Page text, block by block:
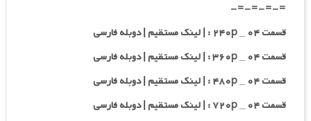
=-=-=-=-
قسمت ۰۴ _ ۲۴۰p : | لینک مستقیم | دوبله فارسی
قسمت ۰۴ _ ۳۶۰p : | لینک مستقیم | دوبله فارسی
قسمت ۰۴ _ ۴۸۰p : | لینک مستقیم | دوبله فارسی
قسمت ۰۴ _ ۷۲۰p : | لینک مستقیم | دوبله فارسی